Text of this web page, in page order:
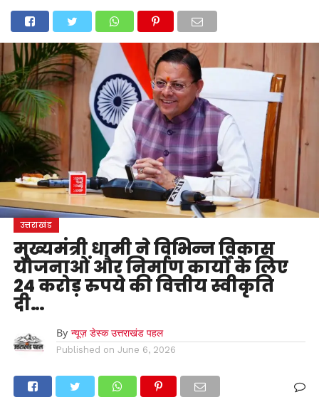
उत्तराखंड अल्मोड़ाउत्तरकाशी उधम सिंह नगरचंपावत चमोली
टिहरी गढ़वाल
देहरादूननैनीतालपिथौरागढ़ पौड़ी गढ़वालबागेश्वर रुद्रप्रयाग हरिद्वार देश
दुनिया
मनोरंजन
उत्तराखंड
मुख्यमंत्री धामी ने विभिन्न विकास
योजनाओं और निर्माण कार्यों के लिए
24 करोड़ रुपये की वित्तीय स्वीकृति
दी…
By न्यूज़ डेस्क उत्तराखंड पहल
Published on June 6, 2026